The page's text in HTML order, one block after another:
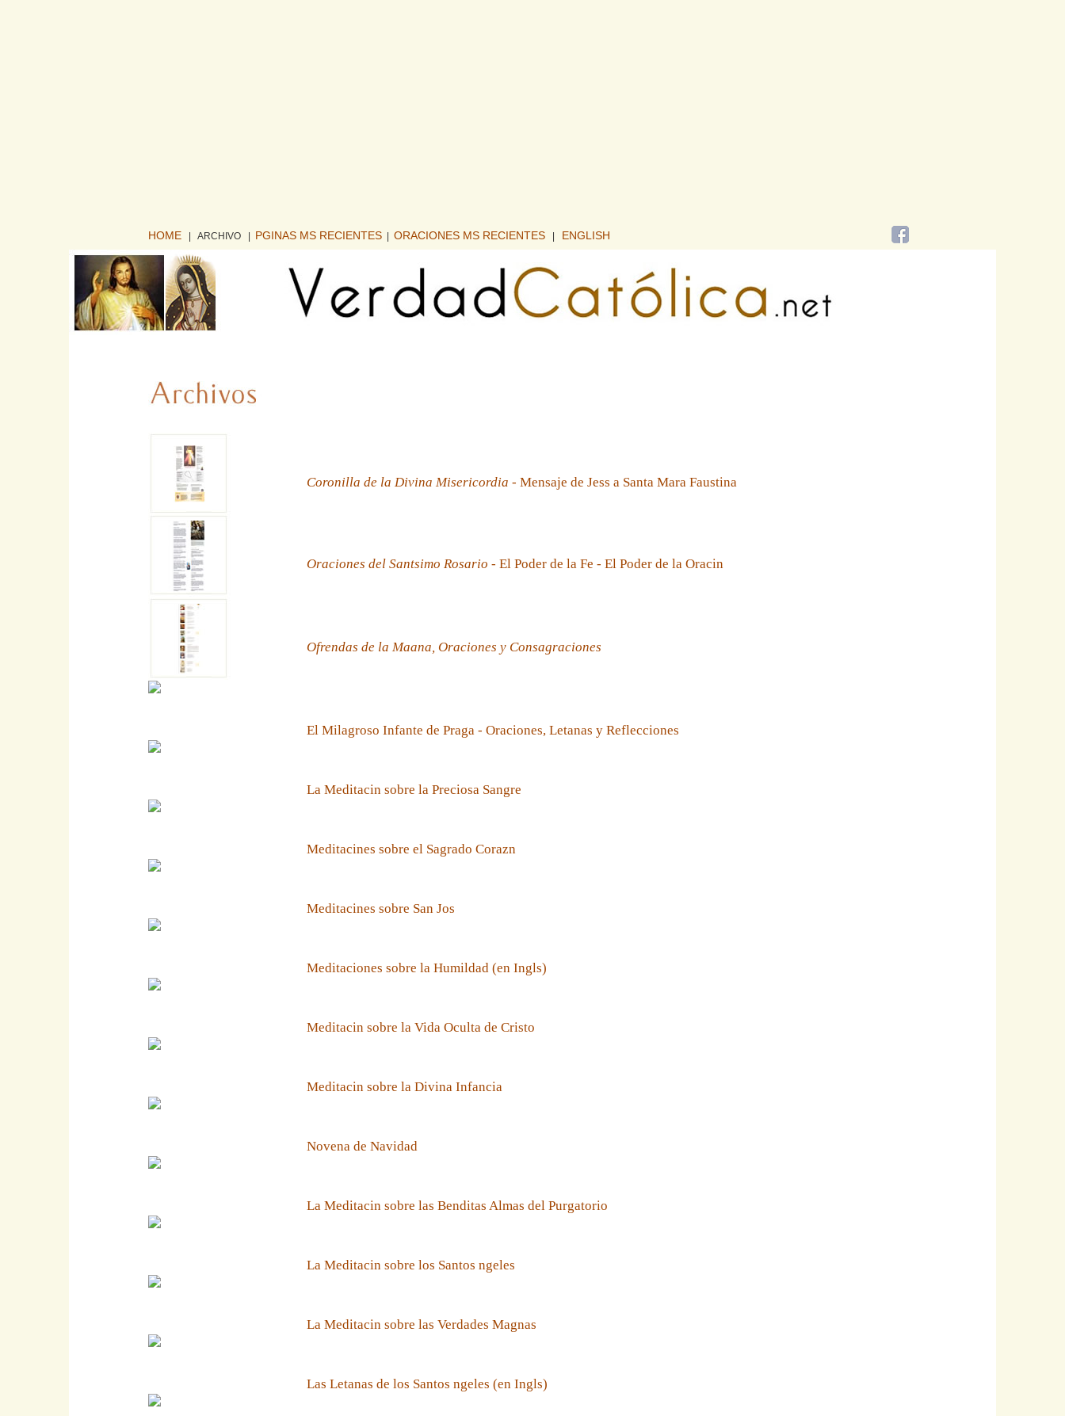
HOME | ARCHIVO PGINAS MS RECIENTES ORACIONES MS RECIENTES ENGLISH
Coronilla de la Divina Misericordia - Mensaje de Jess a Santa Mara Faustina
Oraciones del Santsimo Rosario - El Poder de la Fe - El Poder de la Oracin
Ofrendas de la Maana, Oraciones y Consagraciones
El Milagroso Infante de Praga - Oraciones, Letanas y Reflecciones
La Meditacin sobre la Preciosa Sangre
Meditacines sobre el Sagrado Corazn
Meditacines sobre San Jos
Meditaciones sobre la Humildad (en Ingls)
Meditacin sobre la Vida Oculta de Cristo
Meditacin sobre la Divina Infancia
Novena de Navidad
La Meditacin sobre las Benditas Almas del Purgatorio
La Meditacin sobre los Santos ngeles
La Meditacin sobre las Verdades Magnas
Las Letanas de los Santos ngeles (en Ingls)